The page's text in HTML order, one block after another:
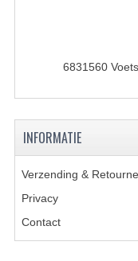
6831560
INFORMATIE
Verzending &
Privacy
Contact